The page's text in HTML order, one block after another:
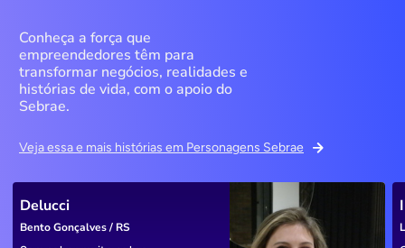
Conheça a força que
empreendedores têm para
transformar negócios, realidades e
histórias de vida, com o apoio do
Sebrae.
Veja essa e mais histórias em Personagens Sebrae
Delucci
Bento Gonçalves / RS